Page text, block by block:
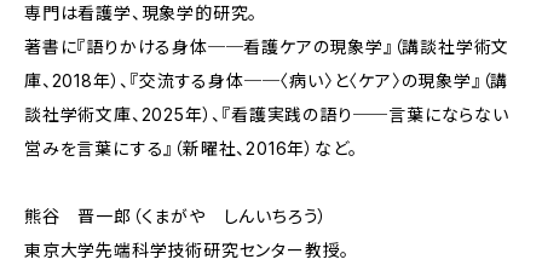
専門は看護学、現象学的研究。
著書に『語りかける身体──看護ケアの現象学』（講談社学術文
庫、2018年）、『交流する身体──〈病い〉と〈ケア〉の現象学』（講
談社学術文庫、2025年）、『看護実践の語り──言葉にならない
営みを言葉にする』（新曜社、2016年）など。
熊谷 晋一郎（くまがや しんいちろう）
東京大学先端科学技術研究センター教授。